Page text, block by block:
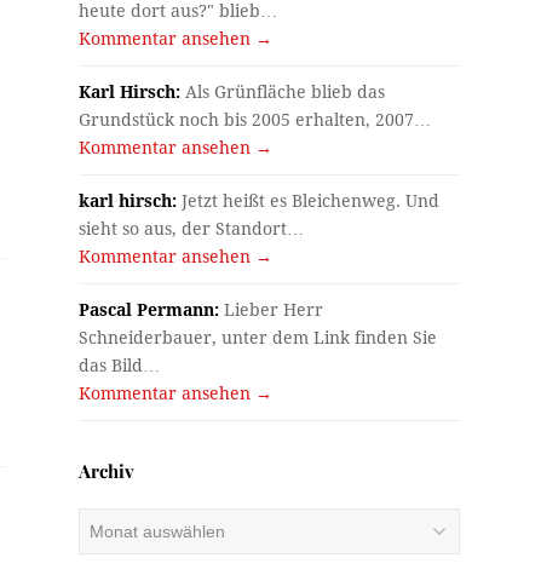
heute dort aus?" blieb…
Kommentar ansehen →
Karl Hirsch: Als Grünfläche blieb das
Grundstück noch bis 2005 erhalten, 2007…
Kommentar ansehen →
karl hirsch: Jetzt heißt es Bleichenweg. Und
sieht so aus, der Standort…
Kommentar ansehen →
Pascal Permann: Lieber Herr
Schneiderbauer, unter dem Link finden Sie
das Bild…
Kommentar ansehen →
Archiv
Archiv